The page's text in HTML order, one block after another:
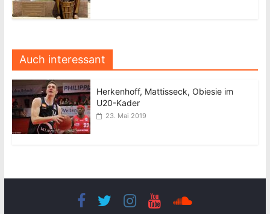
Auch interessant
Herkenhoff, Mattisseck, Obiesie im
U20-Kader
23. Mai 2019